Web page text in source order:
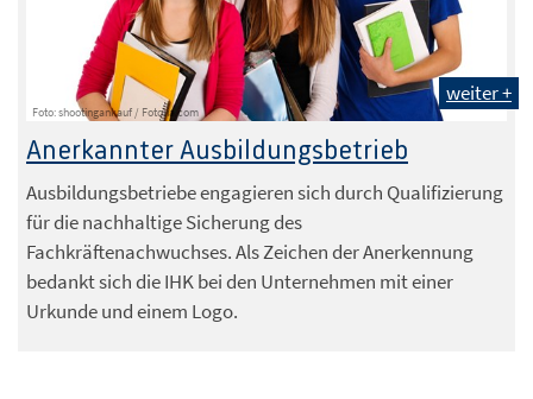
Foto: shootingankauf / Fotolia.com
weiter +
Anerkannter Ausbildungsbetrieb
Ausbildungsbetriebe engagieren sich durch Qualifizierung
für die nachhaltige Sicherung des
Fachkräftenachwuchses. Als Zeichen der Anerkennung
bedankt sich die IHK bei den Unternehmen mit einer
Urkunde und einem Logo.